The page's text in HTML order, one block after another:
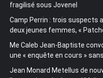
fragilisé sous Jovenel
Camp Perrin : trois suspects
deux jeunes femmes, «
Me Caleb Jean-Baptiste
une « enquête en cours »
Jean Monard Metellus de